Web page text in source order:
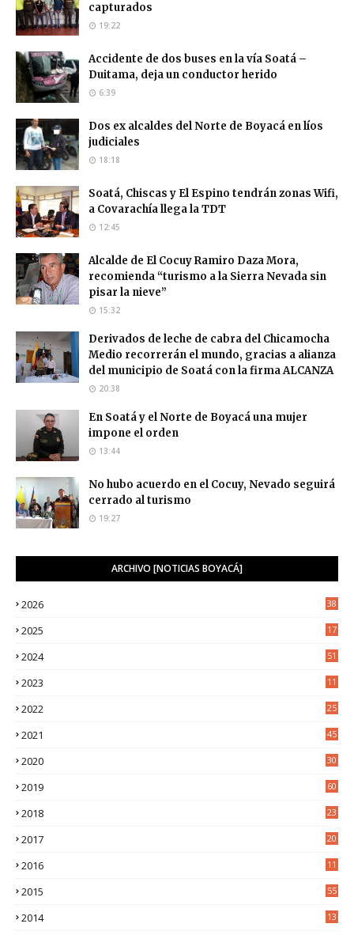
capturados
19:22
Accidente de dos buses en la vía Soatá –
Duitama, deja un conductor herido
6:39
Dos ex alcaldes del Norte de Boyacá en líos
judiciales
18:18
Soatá, Chiscas y El Espino tendrán zonas Wifi,
a Covarachía llega la TDT
12:45
Alcalde de El Cocuy Ramiro Daza Mora,
recomienda “turismo a la Sierra Nevada sin
pisar la nieve”
15:32
Derivados de leche de cabra del Chicamocha
Medio recorrerán el mundo, gracias a alianza
del municipio de Soatá con la firma ALCANZA
20:38
En Soatá y el Norte de Boyacá una mujer
impone el orden
13:44
No hubo acuerdo en el Cocuy, Nevado seguirá
cerrado al turismo
19:27
ARCHIVO [NOTICIAS BOYACÁ]
2026 38
2025
17
2024 51
2023
11
2022
25
2021
45
2020
30
2019 60
2018
23
2017
20
2016
11
2015 55
2014
13